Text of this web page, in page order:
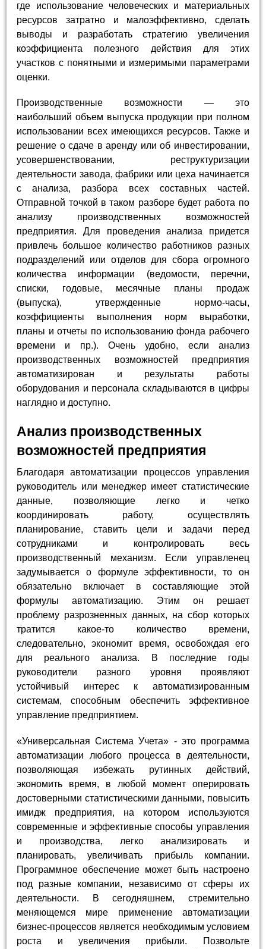
где использование человеческих и материальных
ресурсов затратно и малоэффективно, сделать
выводы и разработать стратегию увеличения
коэффициента полезного действия для этих
участков с понятными и измеримыми параметрами
оценки.
Производственные возможности — это
наибольший объем выпуска продукции при полном
использовании всех имеющихся ресурсов. Также и
решение о сдаче в аренду или об инвестировании,
усовершенствовании, реструктуризации
деятельности завода, фабрики или цеха начинается
с анализа, разбора всех составных частей.
Отправной точкой в таком разборе будет работа по
анализу производственных возможностей
предприятия. Для проведения анализа придется
привлечь большое количество работников разных
подразделений или отделов для сбора огромного
количества информации (ведомости, перечни,
списки, годовые, месячные планы продаж
(выпуска), утвержденные нормо-часы,
коэффициенты выполнения норм выработки,
планы и отчеты по использованию фонда рабочего
времени и пр.). Очень удобно, если анализ
производственных возможностей предприятия
автоматизирован и результаты работы
оборудования и персонала складываются в цифры
наглядно и доступно.
Анализ производственных
возможностей предприятия
Благодаря автоматизации процессов управления
руководитель или менеджер имеет статистические
данные, позволяющие легко и четко
координировать работу, осуществлять
планирование, ставить цели и задачи перед
сотрудниками и контролировать весь
производственный механизм. Если управленец
задумывается о формуле эффективности, то он
обязательно включает в составляющие этой
формулы автоматизацию. Этим он решает
проблему разрозненных данных, на сбор которых
тратится какое-то количество времени,
следовательно, экономит время, освобождая его
для реального анализа. В последние годы
руководители разного уровня проявляют
устойчивый интерес к автоматизированным
системам, способным обеспечить эффективное
управление предприятием.
«Универсальная Система Учета» - это программа
автоматизации любого процесса в деятельности,
позволяющая избежать рутинных действий,
экономить время, в любой момент оперировать
достоверными статистическими данными, повысить
имидж предприятия, на котором используются
современные и эффективные способы управления
и производства, легко анализировать и
планировать, увеличивать прибыль компании.
Программное обеспечение может быть настроено
под разные компании, независимо от сферы их
деятельности. В сегодняшнем, стремительно
меняющемся мире применение автоматизации
бизнес-процессов является необходимым условием
роста и увеличения прибыли. Позвольте